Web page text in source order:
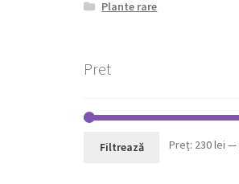
Plante rare
Pret
Filtrează Preț: 230 lei —